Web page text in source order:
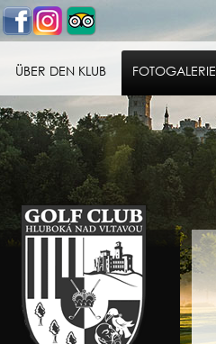
ÜBER DEN KLUB FOTOGALERIE
Golf klub Hluboká
nad Vltavou